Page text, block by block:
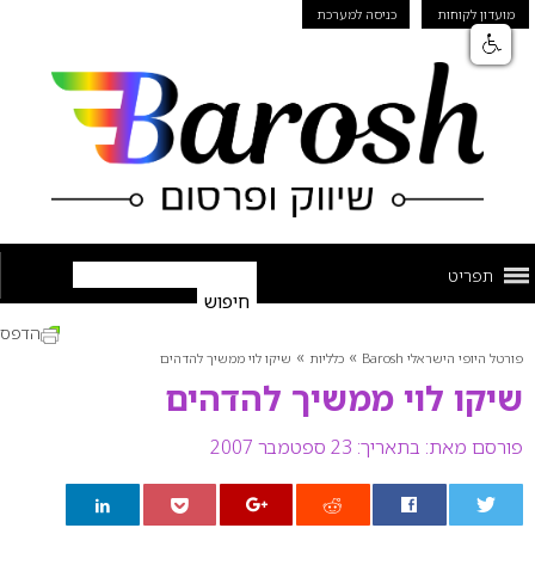
מועדון לקוחות כניסה למערכת
תפריט
פורטל היופי הישראלי Barosh » כלליות » שיקו לוי ממשיך להדהים
שיקו לוי ממשיך להדהים
פורסם מאת: בתאריך: 23 ספטמבר 2007
הדפס